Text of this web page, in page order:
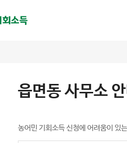
읍면동 사무소 안
농어민 기회소득 신청에 어려움이 있